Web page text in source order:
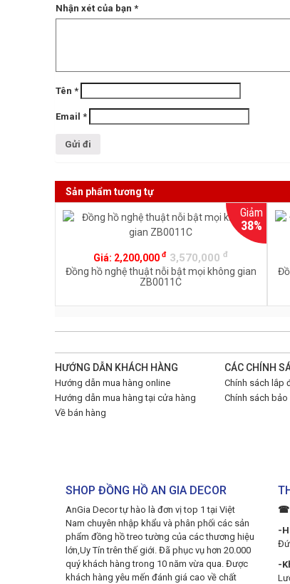
Nhận xét của bạn *
Tên *
Email *
Sản phẩm tương tự
Giảm
38%
Giá: 2,200,000đ 3,570,000đ
Đồng hồ nghệ thuật nỗi bật mọi không gian
ZB0011C
HƯỚNG DẪN KHÁCH HÀNG
Hướng dẫn mua hàng online
Hướng dẫn mua hàng tại cửa hàng
Về bán hàng
CÁC CHÍNH
Chính sách lắp
Chính sách bảo
SHOP ĐỒNG HỒ AN GIA DECOR
AnGia Decor tự hào là đơn vị top 1 tại Việt
Nam chuyên nhập khẩu và phân phối các sản
phẩm đồng hồ treo tường của các thương hiệu
lớn,Uy Tín trên thế giới. Đã phục vụ hơn 20.000
quý khách hàng trong 10 năm vừa qua. Được
khách hàng yêu mến đánh giá cao về chất
☎
-
-